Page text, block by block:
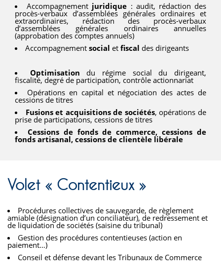
Accompagnement juridique : audit, rédaction des
procès-verbaux d’assemblées générales ordinaires et
extraordinaires, rédaction des procès-verbaux
d’assemblées générales ordinaires annuelles
(approbation des comptes annuels)
Accompagnement social et fiscal des dirigeants
Optimisation du régime social du dirigeant,
fiscalité, degré de participation, contrôle actionnariat
Opérations en capital et négociation des actes de
cessions de titres
Fusions et acquisitions de sociétés, opérations de
prise de participations, cessions de titres
Cessions de fonds de commerce, cessions de
fonds artisanal, cessions de clientèle libérale
Volet « Contentieux »
Procédures collectives de sauvegarde, de règlement
amiable (désignation d’un conciliateur), de redressement et
de liquidation de sociétés (saisine du tribunal)
Gestion des procédures contentieuses (action en
paiement…)
Conseil et défense devant les Tribunaux de Commerce